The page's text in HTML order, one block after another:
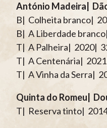
António Madeira|
B| Colheita branco|
B| A Liberdade
T| A Palheira| 2020|
T| A Centenária|
T| A Vinha da Serra|
Quinta do Romeu|
T| Reserva tinto|